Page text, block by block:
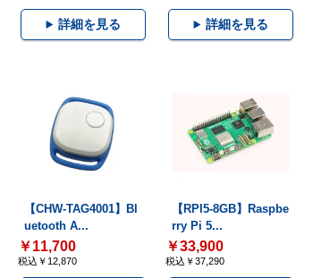
詳細を見る 詳細を見る
【CHW-TAG4001】Bl
uetooth A...
￥11,700
税込￥12,870
【RPI5-8GB】Raspbe
rry Pi 5...
￥33,900
税込￥37,290